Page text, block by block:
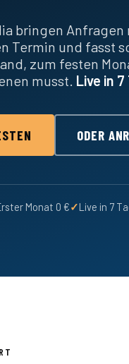
bringen
Termin und fasst
zum festen
musst. Live in
ODER
Monat 0 €✓Live in 7